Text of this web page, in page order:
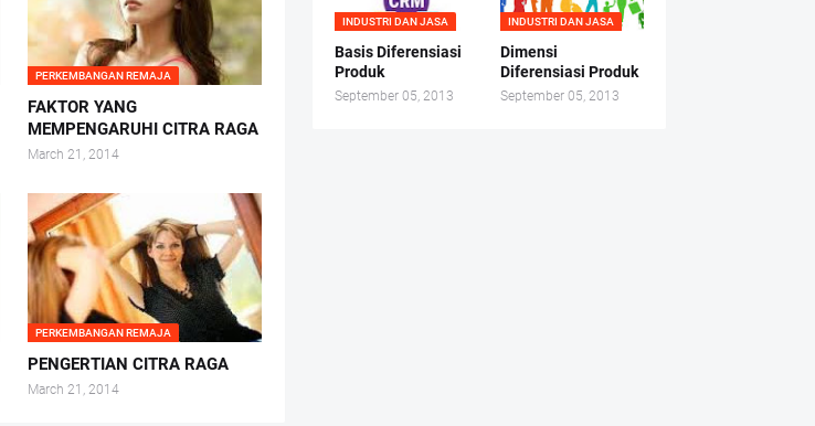
PERKEMBANGAN REMAJA
FAKTOR YANG
MEMPENGARUHI CITRA RAGA
March 21, 2014
PERKEMBANGAN REMAJA
PENGERTIAN CITRA RAGA
March 21, 2014
INDUSTRI DAN JASA
Basis Diferensiasi
Produk
September 05, 2013
INDUSTRI DAN JASA
Dimensi
Diferensiasi Produk
September 05, 2013